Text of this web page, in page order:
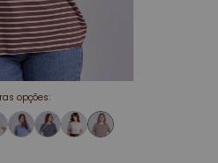
opções: